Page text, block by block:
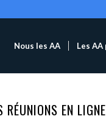
Nous les AA Les AA
RÉUNIONS EN LIGNE